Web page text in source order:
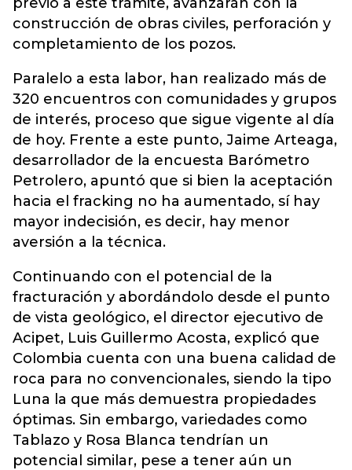
construcción de obras civiles, perforación y
completamiento de los pozos.
Paralelo a esta labor, han realizado más de
320 encuentros con comunidades y grupos
de interés, proceso que sigue vigente al día
de hoy. Frente a este punto, Jaime Arteaga,
desarrollador de la encuesta Barómetro
Petrolero, apuntó que si bien la aceptación
hacia el fracking no ha aumentado, sí hay
mayor indecisión, es decir, hay menor
aversión a la técnica.
Continuando con el potencial de la
fracturación y abordándolo desde el punto
de vista geológico, el director ejecutivo de
Acipet, Luis Guillermo Acosta, explicó que
Colombia cuenta con una buena calidad de
roca para no convencionales, siendo la tipo
Luna la que más demuestra propiedades
óptimas. Sin embargo, variedades como
Tablazo y Rosa Blanca tendrían un
potencial similar, pese a tener aún un